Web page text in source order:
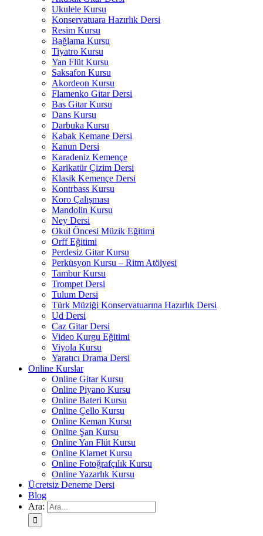
Ukulele Kursu
Konservatuara Hazırlık Dersi
Resim Kursu
Bağlama Kursu
Tiyatro Kursu
Yan Flüt Kursu
Saksafon Kursu
Akordeon Kursu
Flamenko Gitar Dersi
Bas Gitar Kursu
Dans Kursu
Darbuka Kursu
Kabak Kemane Dersi
Kanun Dersi
Karadeniz Kemençe
Karikatür Çizim Dersi
Klasik Kemençe Dersi
Kontrbass Kursu
Koro Çalışması
Mandolin Kursu
Ney Dersi
Okul Öncesi Müzik Eğitimi
Orff Eğitimi
Perdesiz Gitar Kursu
Perküsyon Kursu – Ritm Atölyesi
Tambur Kursu
Trompet Dersi
Tulum Dersi
Türk Müziği Konservatuarına Hazırlık Dersi
Ud Dersi
Caz Gitar Dersi
Video Kurgu Eğitimi
Viyola Kursu
Yaratıcı Drama Dersi
Online Kurslar
Online Gitar Kursu
Online Piyano Kursu
Online Bateri Kursu
Online Çello Kursu
Online Keman Kursu
Online Şan Kursu
Online Yan Flüt Kursu
Online Klarnet Kursu
Online Fotoğrafçılık Kursu
Online Yazarlık Kursu
Ücretsiz Deneme Dersi
Blog
Ara: